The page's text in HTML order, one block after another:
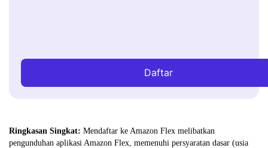
Daftar
Ringkasan Singkat: Mendaftar ke Amazon Flex melibatkan
pengunduhan aplikasi Amazon Flex, memenuhi persyaratan dasar (usia